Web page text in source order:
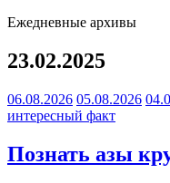
Ежедневные архивы
23.02.2025
06.08.2026 05.08.2026
интересный факт
Познать азы